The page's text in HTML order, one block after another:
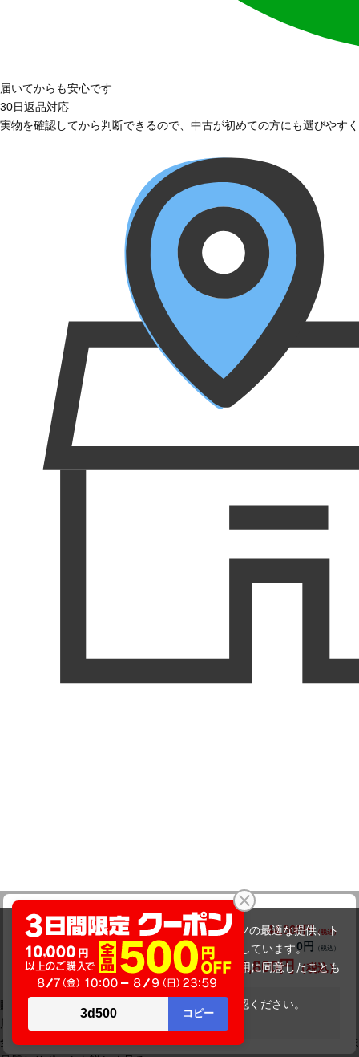
dynabook B65/HU（第11世代CPU）
商品価格(税込) 44,800円
オプション小計価格(税込)
0円
商品合計価格(税込)
44,800円
在庫がありません
届いてからも安心です
30日返品対応
実物を確認してから判断できるので、中古が初めての方にも選びやす
購入後も相談できます
店舗・電話サポート
全国25店舗とコールセンターで、購入後のご相談や操作のお困りごと
当サイトでは利用体験の向上およびコンテンツの最適な提供、ト
ラフィックの分析を目的としてCookieを使用しています。
サイトの閲覧を継続された場合、Cookieの利用に同意したことも
のといたします。
をご確認ください。
承諾する